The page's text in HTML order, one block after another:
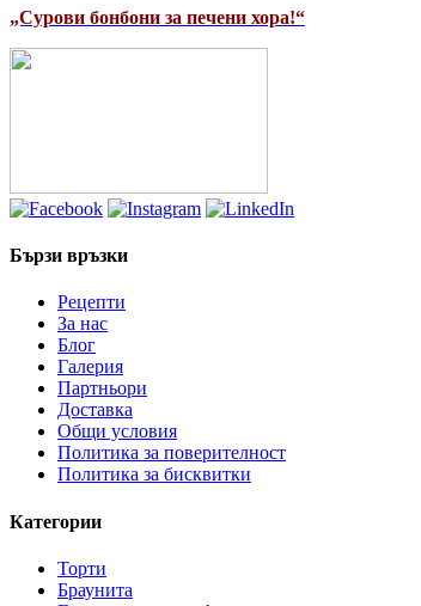
„Сурови бонбони за печени хора!“
Бързи връзки
Рецепти
За нас
Блог
Галерия
Партньори
Доставка
Общи условия
Политика за поверителност
Политика за бисквитки
Категории
Торти
Браунита